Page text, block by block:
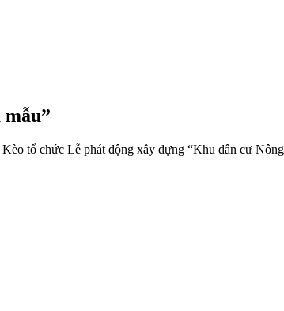
tổ chức Lễ phát động xây dựng “Khu dân cư